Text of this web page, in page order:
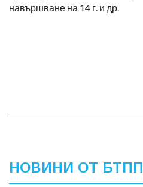
навършване на 14 г. и др.
НОВИНИ ОТ БТПП